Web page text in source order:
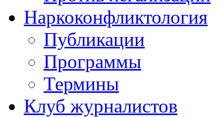
Наркоконфликтология
Публикации
Программы
Термины
Клуб журналистов